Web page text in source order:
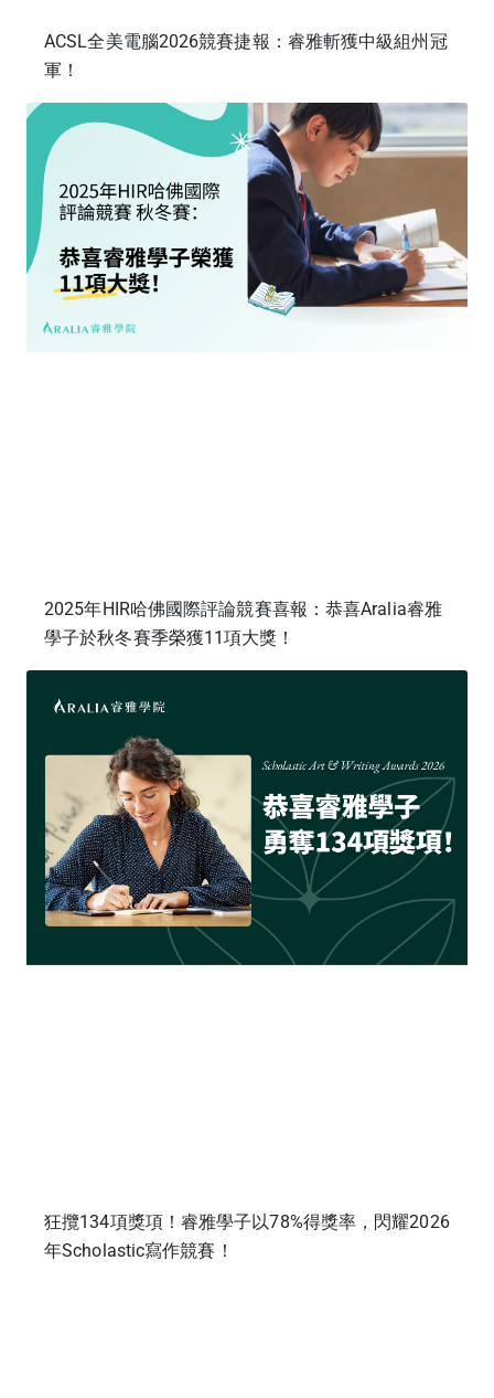
ACSL全美電腦2026競賽捷報：睿雅斬獲中級組州冠
軍！
2025年HIR哈佛國際評論競賽喜報：恭喜Aralia睿雅
學子於秋冬賽季榮獲11項大獎！
狂攬134項獎項！睿雅學子以78%得獎率，閃耀2026
年Scholastic寫作競賽！